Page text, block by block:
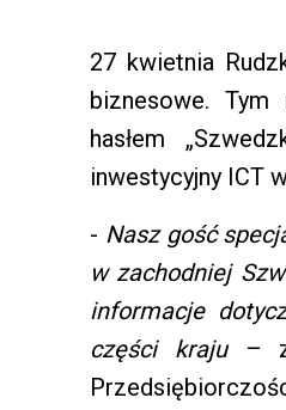
27 kwietnia
biznesowe. Tym
hasłem
inwestycyjny ICT
- Nasz gość
w zachodniej
informacje
części kraju–